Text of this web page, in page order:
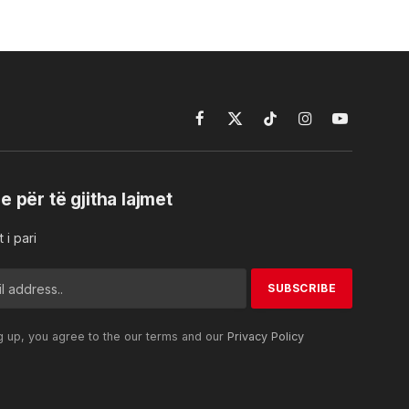
Facebook
X
TikTokInstagramYouTube
për të gjitha lajmet
i pari
up, you agree to the our terms and our Privacy Policy